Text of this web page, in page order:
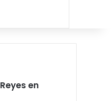
en